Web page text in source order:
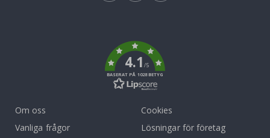
4.1/5
BASERAT PÅ 1028 BETYG
Om oss
Vanliga frågor
Cookies
Lösningar för företag